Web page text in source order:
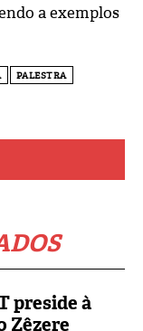
preside à
Zêzere
a exemplos
PALESTRA